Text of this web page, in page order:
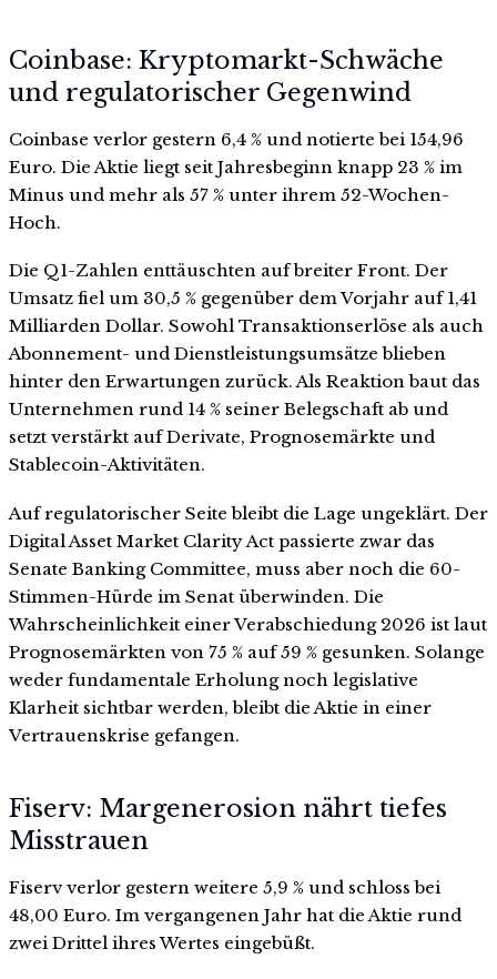
Coinbase: Kryptomarkt-Schwäche
und regulatorischer Gegenwind
Coinbase verlor gestern 6,4 % und notierte bei 154,96
Euro. Die Aktie liegt seit Jahresbeginn knapp 23 % im
Minus und mehr als 57 % unter ihrem 52-Wochen-
Hoch.
Die Q1-Zahlen enttäuschten auf breiter Front. Der
Umsatz fiel um 30,5 % gegenüber dem Vorjahr auf 1,41
Milliarden Dollar. Sowohl Transaktionserlöse als auch
Abonnement- und Dienstleistungsumsätze blieben
hinter den Erwartungen zurück. Als Reaktion baut das
Unternehmen rund 14 % seiner Belegschaft ab und
setzt verstärkt auf Derivate, Prognosemärkte und
Stablecoin-Aktivitäten.
Auf regulatorischer Seite bleibt die Lage ungeklärt. Der
Digital Asset Market Clarity Act passierte zwar das
Senate Banking Committee, muss aber noch die 60-
Stimmen-Hürde im Senat überwinden. Die
Wahrscheinlichkeit einer Verabschiedung 2026 ist laut
Prognosemärkten von 75 % auf 59 % gesunken. Solange
weder fundamentale Erholung noch legislative
Klarheit sichtbar werden, bleibt die Aktie in einer
Vertrauenskrise gefangen.
Fiserv: Margenerosion nährt tiefes
Misstrauen
Fiserv verlor gestern weitere 5,9 % und schloss bei
48,00 Euro. Im vergangenen Jahr hat die Aktie rund
zwei Drittel ihres Wertes eingebüßt.